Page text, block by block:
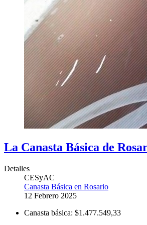
La Canasta Básica de
Detalles
CESyAC
Canasta Básica en Rosario
12 Febrero 2025
Canasta básica: $1.477.549,33